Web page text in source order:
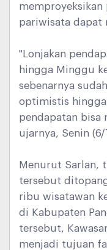
pariwisata dapat
"Lonjakan
hingga Minggu
sebenarnya
optimistis
pendapatan bisa
ujarnya, Senin (6/
Menurut Sarlan,
tersebut
ribu wisatawan
di Kabupaten
tersebut,
menjadi tujuan